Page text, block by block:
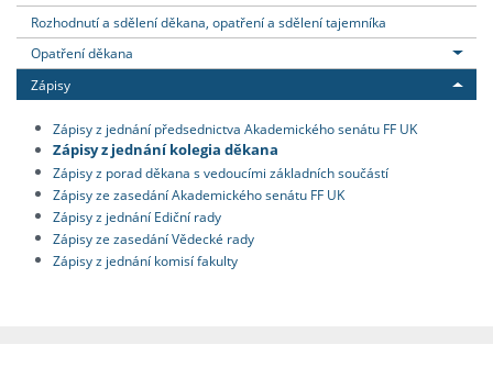
Rozhodnutí a sdělení děkana, opatření a sdělení tajemníka
Opatření děkana
Zápisy
Zápisy z jednání předsednictva Akademického senátu FF UK
Zápisy z jednání kolegia děkana
Zápisy z porad děkana s vedoucími základních součástí
Zápisy ze zasedání Akademického senátu FF UK
Zápisy z jednání Ediční rady
Zápisy ze zasedání Vědecké rady
Zápisy z jednání komisí fakulty